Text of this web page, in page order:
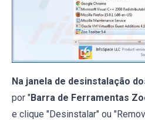
Na janela de desinstalação
por "Barra de Ferramentas
e clique "Desinstalar" ou